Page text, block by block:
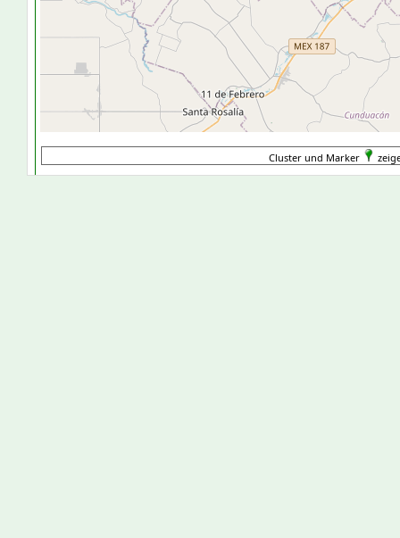
Cluster und Marker